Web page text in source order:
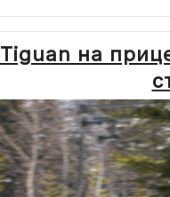
Tiguan на